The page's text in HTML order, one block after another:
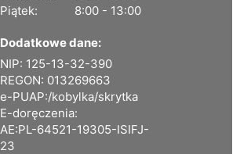
Piątek:
8:00 - 13:00
Dodatkowe dane:
NIP: 125-13-32-390
REGON: 013269663
e-PUAP:/kobylka/skrytka
E-doręczenia:
AE:PL-64521-19305-ISIFJ-
23